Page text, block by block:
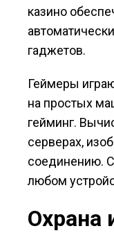
казино
гаджетов.
Геймеры
на простых
гейминг.
серверах,
соединению.
любом
Охрана